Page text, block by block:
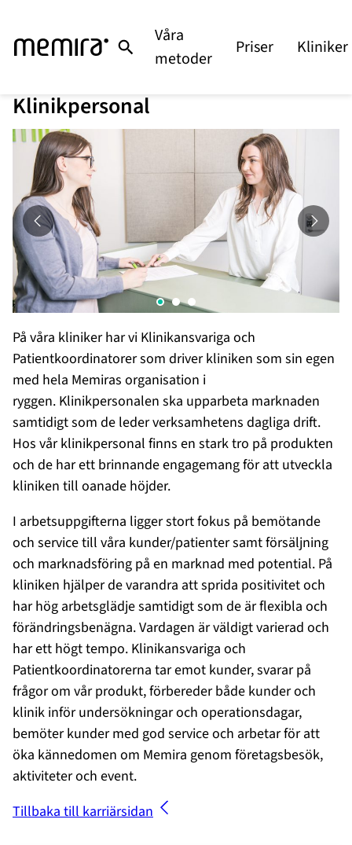
innehåll
Våra
metoder
Priser Kliniker
Klinikpersonal
På våra kliniker har vi Klinikansvariga och
Patientkoordinatorer som driver kliniken som sin egen
med hela Memiras organisation i
ryggen. Klinikpersonalen ska upparbeta marknaden
samtidigt som de leder verksamhetens dagliga drift.
Hos vår klinikpersonal finns en stark tro på produkten
och de har ett brinnande engagemang för att utveckla
kliniken till oanade höjder.
I arbetsuppgifterna ligger stort fokus på bemötande
och service till våra kunder/patienter samt försäljning
och marknadsföring på en marknad med potential. På
kliniken hjälper de varandra att sprida positivitet och
har hög arbetsglädje samtidigt som de är flexibla och
förändringsbenägna. Vardagen är väldigt varierad och
har ett högt tempo. Klinikansvariga och
Patientkoordinatorerna tar emot kunder, svarar på
frågor om vår produkt, förbereder både kunder och
klinik inför undersökningar och operationsdagar,
bemöter kunder med god service och arbetar för att
öka kännedomen om Memira genom företagsbesök,
aktiviteter och event.
Tillbaka till karriärsidan